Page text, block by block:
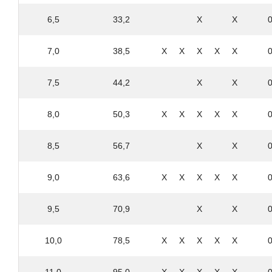
ТУ 14-1-2375-77
ТУ 14-1-2573-78
ТУ 14-1-3486-82
ТУ 14-1-3905-85
ТУ 14-1-4598-89
ТУ 14-1-5287-94
ТУ 14-157-50-97
ТУ 14-157-74-01
ТУ 14-3-1905-93
6,5 33,2 Х Х
7,0 38,5 Х Х Х Х Х
7,5 44,2 Х Х
8,0 50,3 Х Х Х Х Х
8,5 56,7 Х Х
9,0 63,6 Х Х Х Х Х
9,5 70,9 Х Х
10,0 78,5 Х Х Х Х Х